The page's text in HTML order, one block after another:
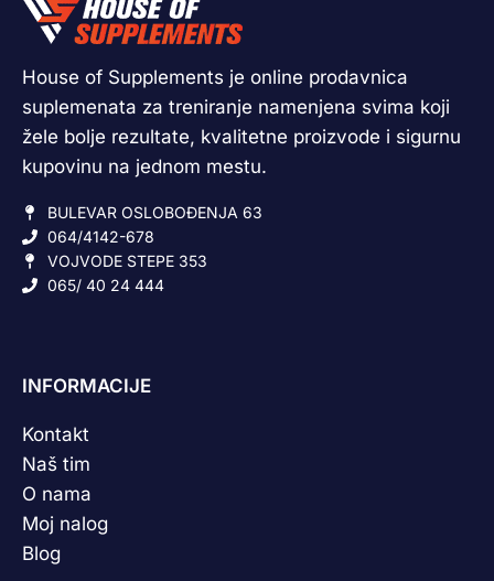
House of Supplements je online prodavnica
suplemenata za treniranje namenjena svima koji
žele bolje rezultate, kvalitetne proizvode i sigurnu
kupovinu na jednom mestu.
BULEVAR OSLOBOĐENJA 63
064/4142-678
VOJVODE STEPE 353
065/ 40 24 444
INFORMACIJE
Kontakt
Naš tim
O nama
Moj nalog
Blog